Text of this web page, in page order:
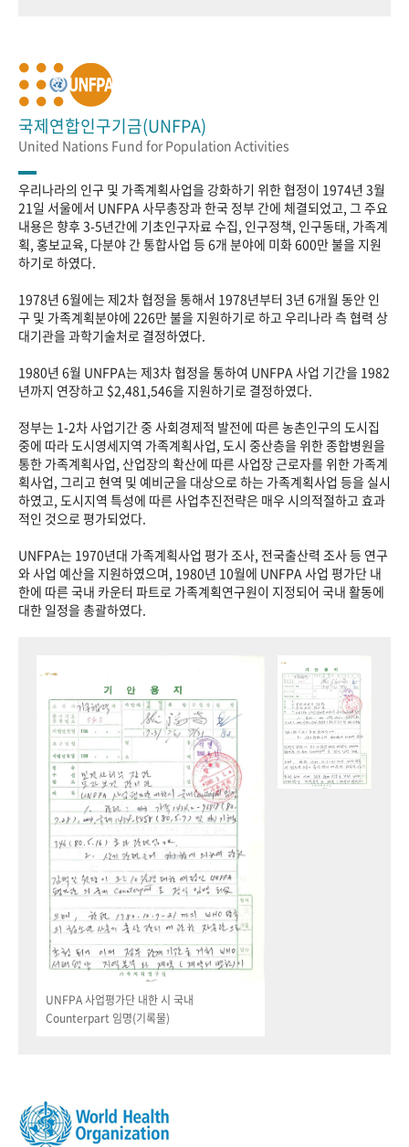
국제연합인구기금(UNFPA)
United Nations Fund for Population Activities
우리나라의 인구 및 가족계획사업을 강화하기 위한 협정이 1974년 3월
21일 서울에서 UNFPA 사무총장과 한국 정부 간에 체결되었고, 그 주요
내용은 향후 3-5년간에 기초인구자료 수집, 인구정책, 인구동태, 가족계
획, 홍보교육, 다분야 간 통합사업 등 6개 분야에 미화 600만 불을 지원
하기로 하였다.
1978년 6월에는 제2차 협정을 통해서 1978년부터 3년 6개월 동안 인
구 및 가족계획분야에 226만 불을 지원하기로 하고 우리나라 측 협력 상
대기관을 과학기술처로 결정하였다.
1980년 6월 UNFPA는 제3차 협정을 통하여 UNFPA 사업 기간을 1982
년까지 연장하고 $2,481,546을 지원하기로 결정하였다.
정부는 1-2차 사업기간 중 사회경제적 발전에 따른 농촌인구의 도시집
중에 따라 도시영세지역 가족계획사업, 도시 중산층을 위한 종합병원을
통한 가족계획사업, 산업장의 확산에 따른 사업장 근로자를 위한 가족계
획사업, 그리고 현역 및 예비군을 대상으로 하는 가족계획사업 등을 실시
하였고, 도시지역 특성에 따른 사업추진전략은 매우 시의적절하고 효과
적인 것으로 평가되었다.
UNFPA는 1970년대 가족계획사업 평가 조사, 전국출산력 조사 등 연구
와 사업 예산을 지원하였으며, 1980년 10월에 UNFPA 사업 평가단 내
한에 따른 국내 카운터 파트로 가족계획연구원이 지정되어 국내 활동에
대한 일정을 총괄하였다.
UNFPA 사업평가단 내한 시 국내
Counterpart 임명(기록물)